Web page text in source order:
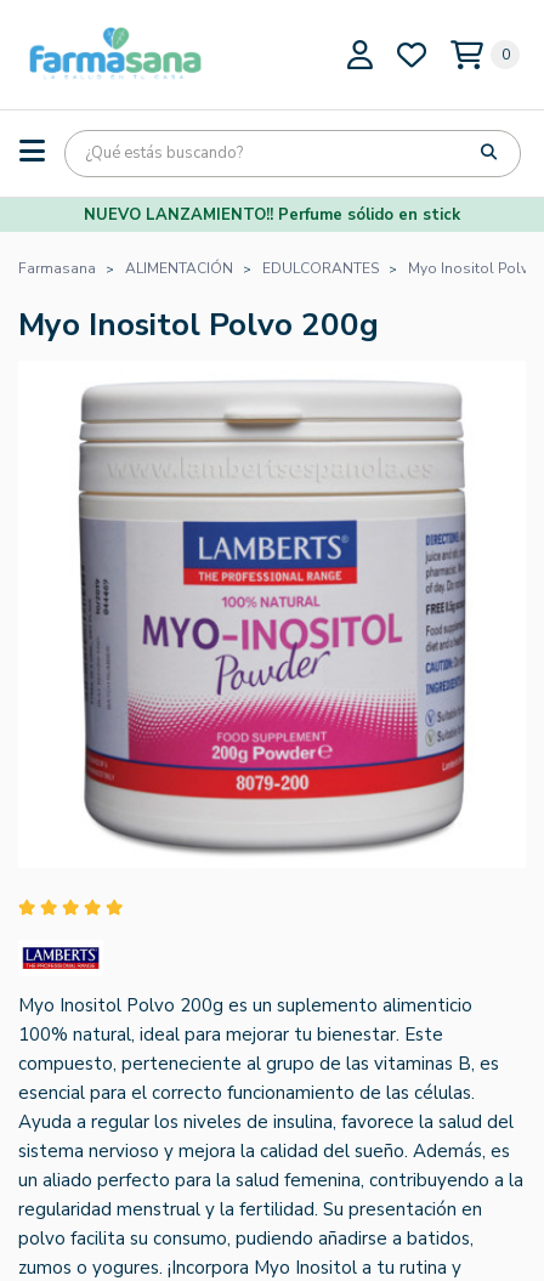
0
NUEVO LANZAMIENTO!! Perfume sólido en stick
Farmasana ALIMENTACIÓN EDULCORANTES Myo Inositol Polvo
Myo Inositol Polvo 200g
Myo Inositol Polvo 200g es un suplemento alimenticio
100% natural, ideal para mejorar tu bienestar. Este
compuesto, perteneciente al grupo de las vitaminas B, es
esencial para el correcto funcionamiento de las células.
Ayuda a regular los niveles de insulina, favorece la salud del
sistema nervioso y mejora la calidad del sueño. Además, es
un aliado perfecto para la salud femenina, contribuyendo a la
regularidad menstrual y la fertilidad. Su presentación en
polvo facilita su consumo, pudiendo añadirse a batidos,
zumos o yogures. ¡Incorpora Myo Inositol a tu rutina y